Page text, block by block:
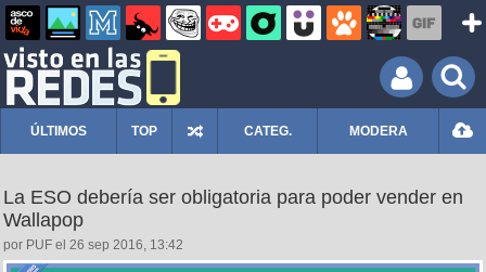
ÚLTIMOS TOP CATEG. MODERA
La ESO debería ser obligatoria para poder vender en
Wallapop
por PUF el 26 sep 2016, 13:42